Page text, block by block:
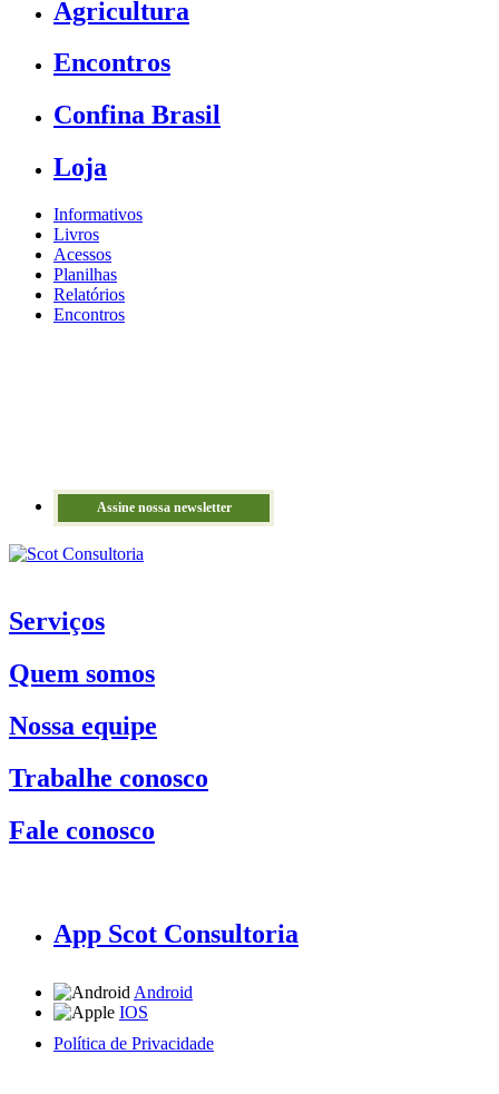
Agricultura
Encontros
Confina Brasil
Loja
Informativos
Livros
Acessos
Planilhas
Relatórios
Encontros
Assine nossa newsletter
Serviços
Quem somos
Nossa equipe
Trabalhe conosco
Fale conosco
App Scot Consultoria
Android
IOS
Política de Privacidade